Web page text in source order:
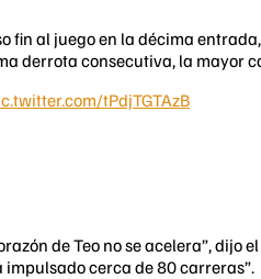
fin al juego en la décima
derrota consecutiva, la mayor
tPdjTGTAzB
de Teo no se acelera”, dijo
impulsado cerca de 80 carreras”.